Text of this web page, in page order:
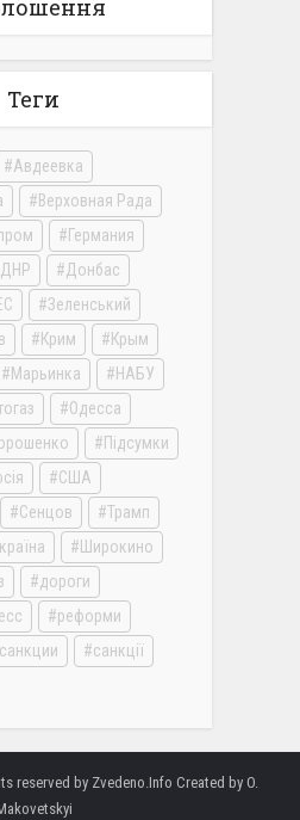
Теги
Авдеевка
Верховная Рада
Германия
ДНР
Донбас
Зеленський
Крим
Крым
Марьинка
НАБУ
Одесса
Підсумки
США
Сенцов
Трамп
Широкино
дороги
реформи
санкции
санкції
reserved by Zvedeno.Info Created by O.